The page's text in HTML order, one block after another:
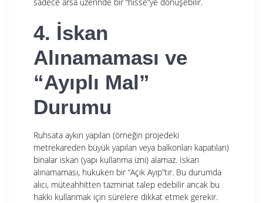
4. İskan
Alınamaması ve
“Ayıplı Mal”
Durumu
Ruhsata aykırı yapılan (örneğin projedeki
metrekareden büyük yapılan veya balkonları kapatılan)
binalar iskan (yapı kullanma izni) alamaz. İskan
alınamaması, hukuken bir “Açık Ayıp”tır. Bu durumda
alıcı, müteahhitten tazminat talep edebilir ancak bu
hakkı kullanmak için sürelere dikkat etmek gerekir.